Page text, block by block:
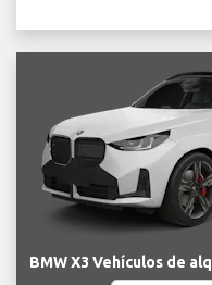
BMW X3 Vehículos de